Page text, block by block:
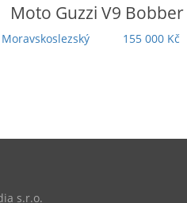
HondaRebel 1100 DCT
Touring | 5 000 km |
Záruka | TOP stav |
s.r.o.